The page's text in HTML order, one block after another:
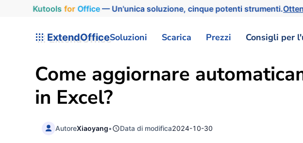
Kutools for Office— Un'unica soluzione, cinque potenti strumenti.
ExtendOfficeSoluzioni Scarica Prezzi Consigli per
Come aggiornare
in Excel?
AutoreXiaoyang• Data di modifica2024-10-30